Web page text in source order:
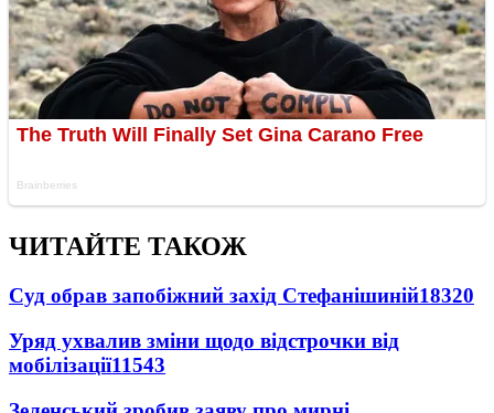
ЧИТАЙТЕ ТАКОЖ
Суд обрав запобіжний захід Стефанішиній18320
Уряд ухвалив зміни щодо відстрочки від
мобілізації11543